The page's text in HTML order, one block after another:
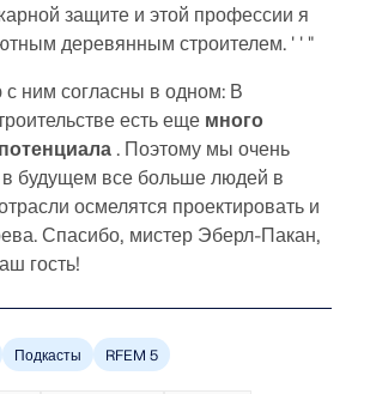
защите и этой профессии я
деревянным строителем. ' ' "
ним согласны в одном: В
есть еще много
. Поэтому мы очень
в будущем все больше людей в
осмелятся проектировать и
Спасибо, мистер Эберл-Пакан,
гость!
Подкасты RFEM 5